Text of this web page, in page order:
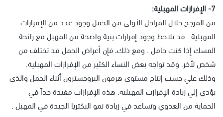
7- الإفرازات المهبلية:
من المرجح خلال المراحل الأولي من الحمل وجود عدد من الإفرازات
المهبلية . قد تلاحظ وجود إفرازات بنية واضحة من المهبل مع رائحة
المسك إذا كنت حامل . ومع ذلك، فإن أعراض الحمل قد تختلف من
شخص لأخر. وقد تواجه بعض النساء الكثير من الإفرازات المهبلية.
وذلك علي حسب إنتاج مستوي هرمون البروجسترون أثناء الحمل والذي
يؤدي إلي زيادة الإفرازت المهبلية. هذه الإفرازات مفيدة جداً في
الحماية من العدوي وتساعد في زيادة نمو البكتريا الجيدة في المهبل .